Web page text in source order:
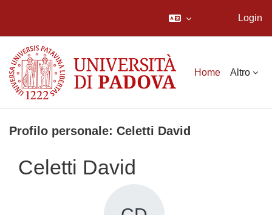
Login
Home Altro
Profilo personale: Celetti David
Celetti David